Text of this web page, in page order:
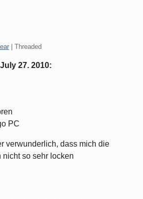
| Threaded
27. 2010:
PC
verwunderlich, dass mich die
so sehr locken